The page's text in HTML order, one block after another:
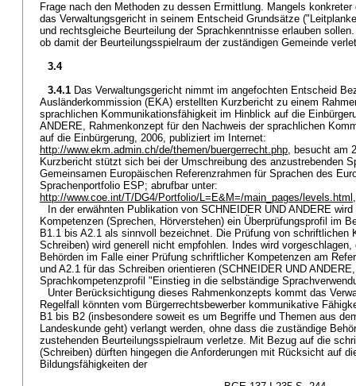
Frage nach den Methoden zu dessen Ermittlung. Mangels
das Verwaltungsgericht in seinem Entscheid Grundsätze
und rechtsgleiche Beurteilung der Sprachkenntnisse erlauben
ob damit der Beurteilungsspielraum der zuständigen Gemeinde
3.4
3.4.1 Das Verwaltungsgericht nimmt im angefochten Entscheid
Ausländerkommission (EKA) erstellten Kurzbericht zu einem
sprachlichen Kommunikationsfähigkeit im Hinblick auf die
ANDERE, Rahmenkonzept für den Nachweis der sprachlichen
auf die Einbürgerung, 2006, publiziert im Internet:
http://www.ekm.admin.ch/de/themen/buergerrecht.php, besucht am
Kurzbericht stützt sich bei der Umschreibung des anzustrebenden
Gemeinsamen Europäischen Referenzrahmen für Sprachen des
Sprachenportfolio ESP; abrufbar unter:
http://www.coe.int/T/DG4/Portfolio/L=E&M=/main_pages/levels.html
In der erwähnten Publikation von SCHNEIDER UND ANDERE
Kompetenzen (Sprechen, Hörverstehen) ein Überprüfungsprofil im
B1.1 bis A2.1 als sinnvoll bezeichnet. Die Prüfung von schriftlichen
Schreiben) wird generell nicht empfohlen. Indes wird
Behörden im Falle einer Prüfung schriftlicher Kompetenzen am
und A2.1 für das Schreiben orientieren (SCHNEIDER UND
Sprachkompetenzprofil "Einstieg in die selbständige
Unter Berücksichtigung dieses Rahmenkonzepts kommt das
Regelfall könnten vom Bürgerrechtsbewerber kommunikative
B1 bis B2 (insbesondere soweit es um Begriffe und Themen aus
Landeskunde geht) verlangt werden, ohne dass die zuständige
zustehenden Beurteilungsspielraum verletze. Mit Bezug auf die
(Schreiben) dürften hingegen die Anforderungen mit Rücksicht auf
Bildungsfähigkeiten der